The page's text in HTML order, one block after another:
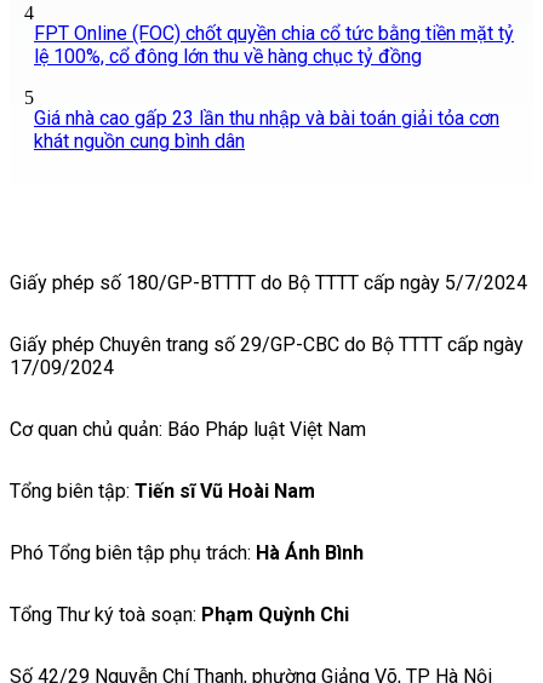
4
FPT Online (FOC) chốt quyền chia cổ tức bằng tiền mặt tỷ
lệ 100%, cổ đông lớn thu về hàng chục tỷ đồng
5
Giá nhà cao gấp 23 lần thu nhập và bài toán giải tỏa cơn
khát nguồn cung bình dân
Giấy phép số 180/GP-BTTTT do Bộ TTTT cấp ngày 5/7/2024
Giấy phép Chuyên trang số 29/GP-CBC do Bộ TTTT cấp ngày
17/09/2024
Cơ quan chủ quản: Báo Pháp luật Việt Nam
Tổng biên tập: Tiến sĩ Vũ Hoài Nam
Phó Tổng biên tập phụ trách: Hà Ánh Bình
Tổng Thư ký toà soạn: Phạm Quỳnh Chi
Số 42/29 Nguyễn Chí Thanh, phường Giảng Võ, TP Hà Nội